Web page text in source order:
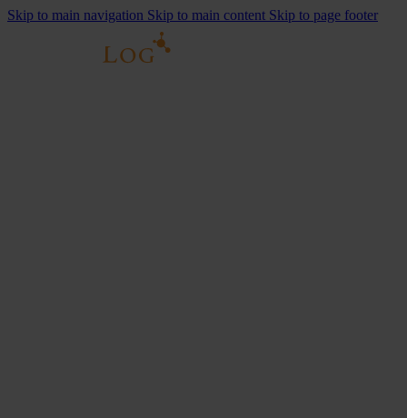
Skip to main navigation Skip to main content Skip to page footer